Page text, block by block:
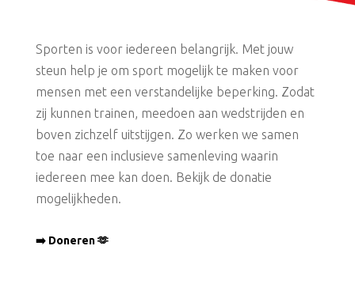
Sporten is voor iedereen belangrijk. Met jouw
steun help je om sport mogelijk te maken voor
mensen met een verstandelijke beperking. Zodat
zij kunnen trainen, meedoen aan wedstrijden en
boven zichzelf uitstijgen. Zo werken we samen
toe naar een inclusieve samenleving waarin
iedereen mee kan doen. Bekijk de donatie
mogelijkheden.
➡️ Doneren 🫶